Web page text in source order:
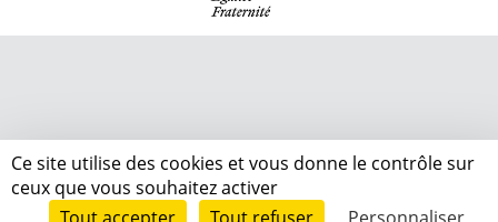
Ce site utilise des cookies et vous donne le contrôle sur
ceux que vous souhaitez activer